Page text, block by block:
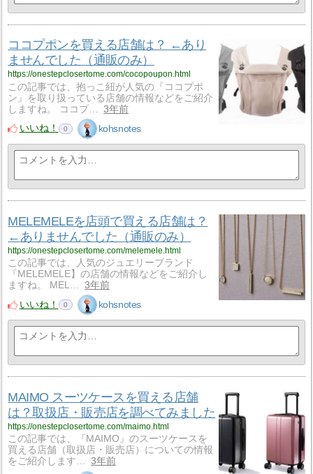
ココプポンを買える店舗は？ ←あり
ませんでした（通販のみ）
https://onestepclosertome.com/cocopoupon.html
この記事では、抱っこ紐が人気の『ココプポ
ン』を取り扱っている店舗の情報などをご紹介
しますね。 ココプ…
3年前
いいね！
0 kohsnotes
MELEMELEを店頭で買える店舗は？
←ありませんでした（通販のみ）
https://onestepclosertome.com/melemele.html
この記事では、人気のジュエリーブランド
『MELEMELE】の店舗の情報などをご紹介し
ますね。 MEL…
3年前
いいね！
0 kohsnotes
MAIMO スーツケースを買える店舗
は？取扱店・販売店を調べてみました
https://onestepclosertome.com/maimo.html
この記事では、『MAIMO』のスーツケースを
買える店舗（取扱店・販売店）についての情報
をご紹介します…
3年前